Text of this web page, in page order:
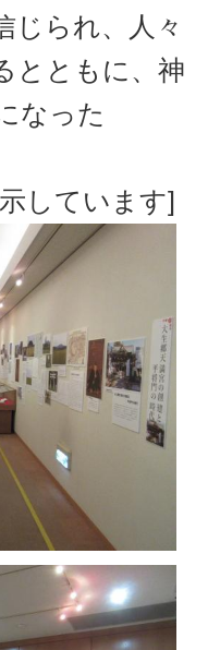
じられ、人々
とともに、神
なった
しています]